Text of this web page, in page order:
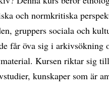
och normkritiska
gruppers sociala och
får öva sig i arkivsökning
Kursen riktar sig
kunskaper som är